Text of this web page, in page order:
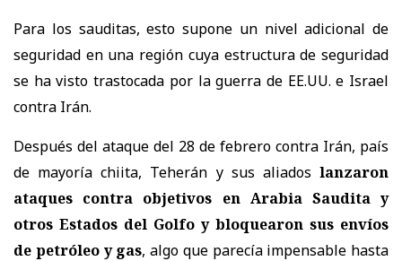
Para los sauditas, esto supone un nivel adicional de
seguridad en una región cuya estructura de seguridad
se ha visto trastocada por la guerra de EE.UU. e Israel
contra Irán.
Después del ataque del 28 de febrero contra Irán, país
de mayoría chiita, Teherán y sus aliados lanzaron
ataques contra objetivos en Arabia Saudita y
otros Estados del Golfo y bloquearon sus envíos
de petróleo y gas, algo que parecía impensable hasta